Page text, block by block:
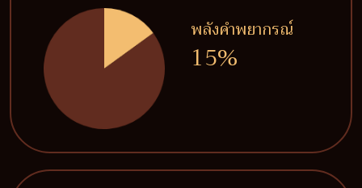
พลังคำพยากรณ์
15%